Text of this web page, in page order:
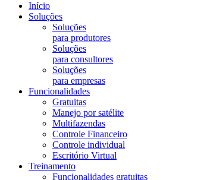
Início
Soluções
Soluções
para produtores
Soluções
para consultores
Soluções
para empresas
Funcionalidades
Gratuitas
Manejo por satélite
Multifazendas
Controle Financeiro
Controle individual
Escritório Virtual
Treinamento
Funcionalidades gratuitas